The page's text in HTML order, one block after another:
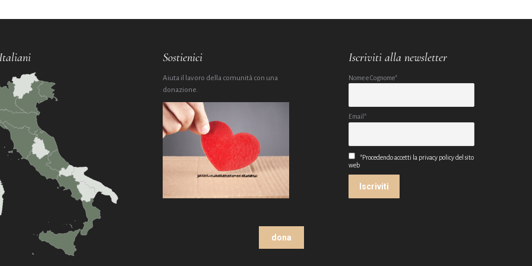
Sostienici
Aiuta il lavoro della comunità con una
donazione.
dona
Iscriviti alla newsletter
Nome e Cognome*
Email*
*Procedendo accetti la privacy policy del sito
web